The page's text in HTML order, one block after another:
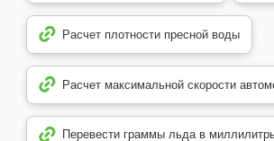
Расчет плотности пресной воды
Расчет максимальной скорости
Перевести граммы льда в